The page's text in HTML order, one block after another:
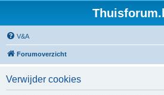
V&A
Forumoverzicht
Verwijder cookies